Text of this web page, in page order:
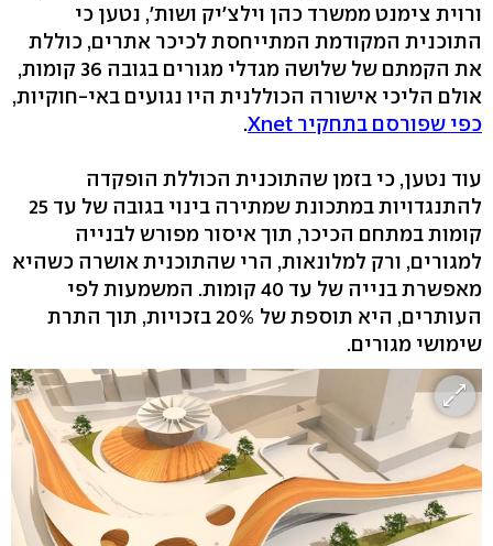
ורוית צימנט ממשרד כהן וילצ'יק ושות', נטען כי
התוכנית המקודמת המתייחסת לכיכר אתרים, כוללת
את הקמתם של שלושה מגדלי מגורים בגובה 36 קומות,
אולם הליכי אישורה הכוללנית היו נגועים באי-חוקיות,
כפי שפורסם בתחקיר Xnet
.
עוד נטען, כי בזמן שהתוכנית הכוללת הופקדה
להתנגדויות במתכונת שמתירה בינוי בגובה של עד 25
קומות במתחם הכיכר, תוך איסור מפורש לבנייה
למגורים, ורק למלונאות, הרי שהתוכנית אושרה כשהיא
מאפשרת בנייה של עד 40 קומות. המשמעות לפי
העותרים, היא תוספת של 20% בזכויות, תוך התרת
שימושי מגורים.